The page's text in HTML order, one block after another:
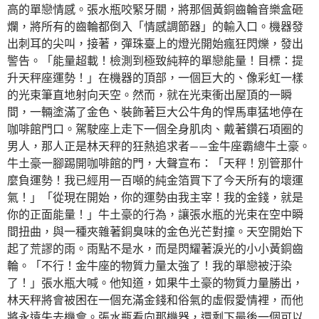
高的單戀情感。張水瓶咬緊牙關，將那個黃銅齒輪音樂盒砸
爛，將所有的齒輪都倒入「情感調節器」的輸入口。機器發
出刺耳的尖叫，接著，彈珠臺上的燈光開始瘋狂閃爍，發出
警告。「能量超載！檢測到極致純粹的單戀能量！目標：提
升天秤座運勢！」在機器的頂部，一個巨大的、像彩虹一樣
的光束筆直地射向天空。然而，就在光束衝出屋頂的一瞬
間，一輛塗滿了金色、裝飾著巨大公牛角的悍馬車猛地停在
咖啡館門口。駕駛座上走下一個全身肌肉、戴著鑽石項圈的
男人，那人正是林天秤的狂熱追求者——金牛座霸總牛土豪。
牛土豪一腳踢開咖啡館的門，大聲宣布：「天秤！別管那什
麼負運勢！我已經用一百噸的純金箔買下了今天所有的壞運
氣！」「從現在開始，你的運勢由我主宰！我的金錢，就是
你的正面能量！」牛土豪的行為，讓張水瓶的光束在空中瞬
間扭曲，與一種夾雜著銅臭味的金色光芒對撞。天空開始下
起了荒謬的雨。雨點不是水，而是閃耀著淚光的小小黃銅齒
輪。「不行！金牛座的物質力量太強了！我的單戀被汙染
了！」張水瓶大喊。他知道，如果牛土豪的物質力量勝出，
林天秤將會被困在一個充滿金錢和俗氣的虛假愛情裡，而他